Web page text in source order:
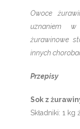
Owoce
uznaniem w
żurawinowe
innych
Przepisy
Sok z
Składniki: 1